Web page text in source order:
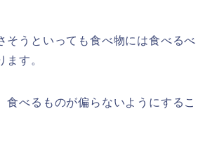
そうといっても食べ物には食べるべ
ます。
食べるものが偏らないようにするこ